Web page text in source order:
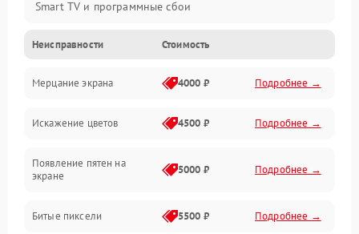
Smart TV и программные сбои
Питание и запуск
Подсветка и LED-модули
Звук и аудиосистема
Сигнал и приём каналов
Неисправности Стоимость
Мерцание экрана 4000 ₽ Подробнее →
Искажение цветов 4500 ₽ Подробнее →
Появление пятен на
экране
5000 ₽ Подробнее →
Битые пиксели 5500 ₽ Подробнее →